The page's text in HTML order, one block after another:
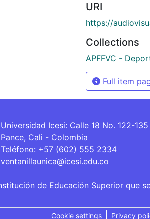
URI
https://
Collections
APFFVC -
Full item
Universidad Icesi: Calle 18 No. 122-135
Pance, Cali - Colombia
Teléfono: +57 (602) 555 2334
ventanillaunica@icesi.edu.co
de Educación Superior que
Cookie settings Privacy